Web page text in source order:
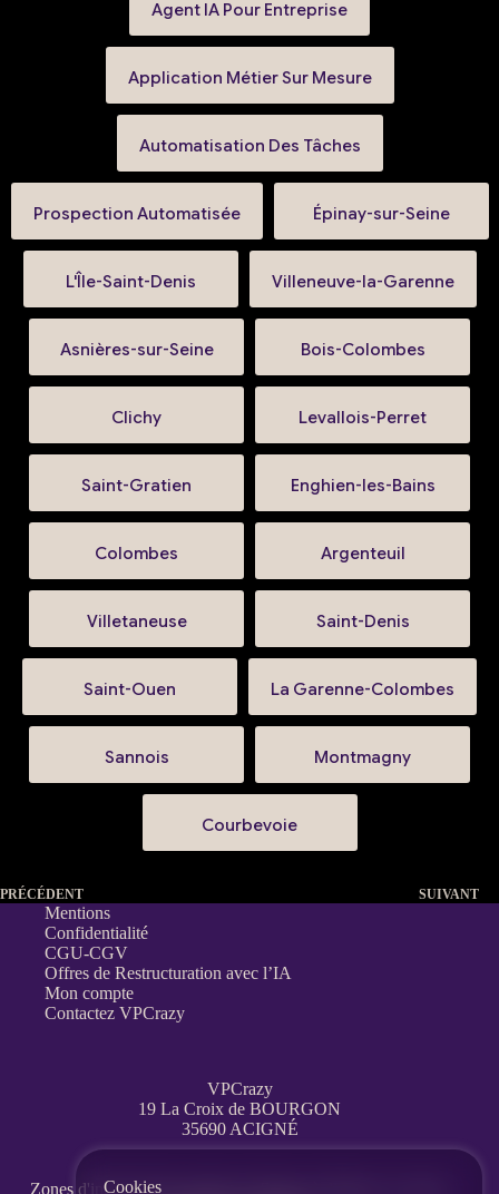
Agent IA Pour Entreprise
Application Métier Sur Mesure
Automatisation Des Tâches
Prospection Automatisée Épinay-sur-Seine
L'Île-Saint-Denis Villeneuve-la-Garenne
Asnières-sur-Seine Bois-Colombes
Clichy Levallois-Perret
Saint-Gratien Enghien-les-Bains
Colombes Argenteuil
Villetaneuse Saint-Denis
Saint-Ouen La Garenne-Colombes
Sannois Montmagny
Courbevoie
PRÉCÉDENT SUIVANT
Mentions
Confidentialité
CGU-CGV
Offres de Restructuration avec l’IA
Mon compte
Contactez VPCrazy
VPCrazy
19 La Croix de BOURGON
35690 ACIGNÉ
Zones d'interventions partout en France
Cookies